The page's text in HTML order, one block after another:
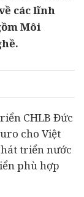
các lĩnh
Môi
CHLB Đức
cho Việt
triển nước
phù hợp